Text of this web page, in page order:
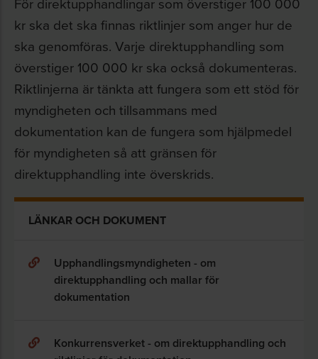
kr ska det ska finnas riktlinjer som anger hur de
ska genomföras. Varje direktupphandling som
överstiger 100 000 kr ska också dokumenteras.
Riktlinjerna är tänkta att fungera som ett stöd för
myndigheten och tillsammans med
dokumentation kan de fungera som hjälpmedel
för myndigheten så att gränsen för
direktupphandling inte överskrids.
LÄNKAR OCH DOKUMENT
Upphandlingsmyndigheten - om
direktupphandling och mallar för
dokumentation
Konkurrensverket - om direktupphandling och